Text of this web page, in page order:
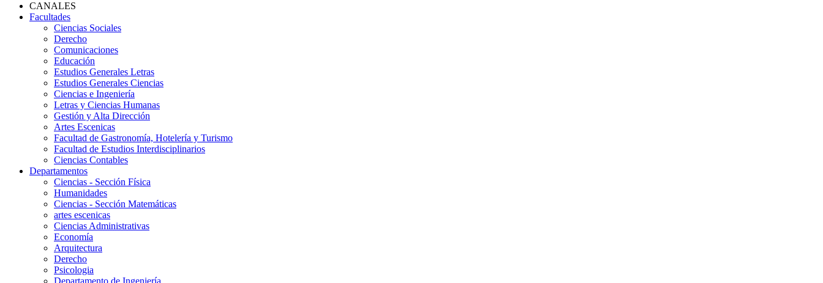
CANALES
Facultades
Ciencias Sociales
Derecho
Comunicaciones
Educación
Estudios Generales Letras
Estudios Generales Ciencias
Ciencias e Ingeniería
Letras y Ciencias Humanas
Gestión y Alta Dirección
Artes Escenicas
Facultad de Gastronomía, Hotelería y Turismo
Facultad de Estudios Interdisciplinarios
Ciencias Contables
Departamentos
Ciencias - Sección Física
Humanidades
Ciencias - Sección Matemáticas
artes escenicas
Ciencias Administrativas
Economía
Arquitectura
Derecho
Psicologia
Departamento de Ingeniería